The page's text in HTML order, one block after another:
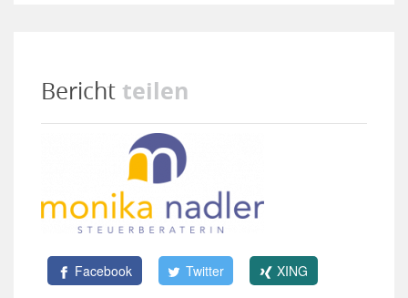
Bericht teilen
Facebook Twitter XING